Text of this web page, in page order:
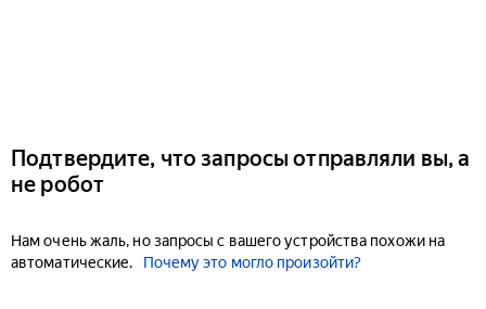
Подтвердите, что запросы отправляли вы, а
не робот
Нам очень жаль, но запросы с вашего устройства похожи на
автоматические.
Почему это могло произойти?